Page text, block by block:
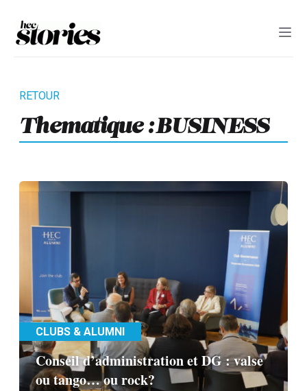
Thematique : BUSINESS
CLUBS & ALUMNI
Conseil d’administration et DG : valse
ou tango… ou rock?